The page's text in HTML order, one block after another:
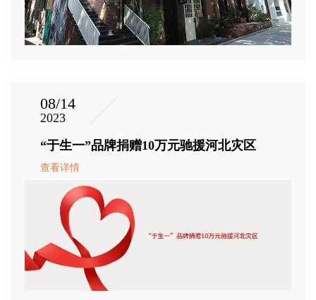
08/14
2023
“于生一”品牌捐赠10万元驰援河北灾区
查看详情